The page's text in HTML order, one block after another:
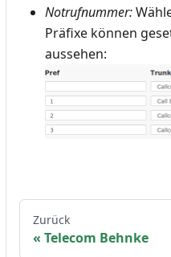
Notrufnummer:
Präfixe können
aussehen:
Zurück
Telecom Behnke